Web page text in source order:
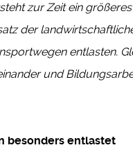
zur Zeit ein
der
entlasten.
und
besonders entlastet